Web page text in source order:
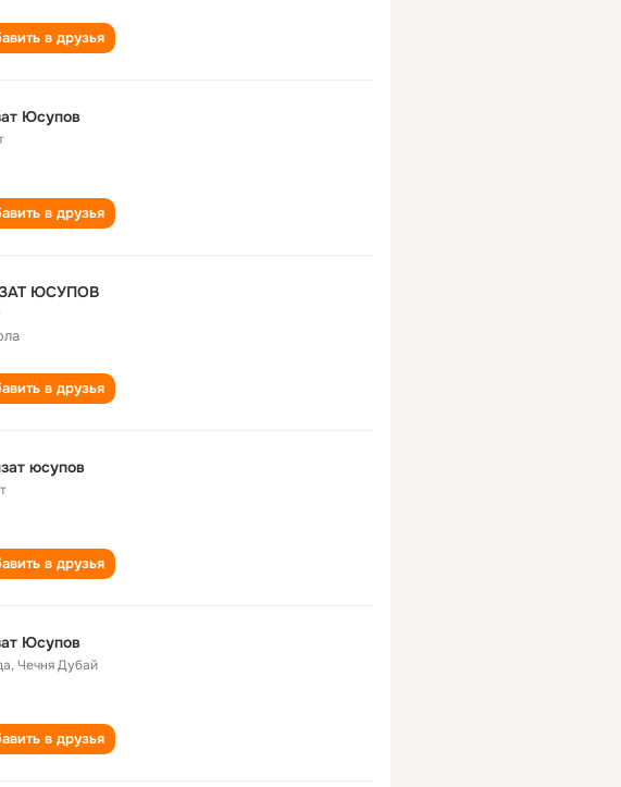
в друзья
Юсупов
в друзья
ЮСУПОВ
в друзья
хьамзат юсупов
в друзья
Юсупов
,Чечня Дубай
в друзья